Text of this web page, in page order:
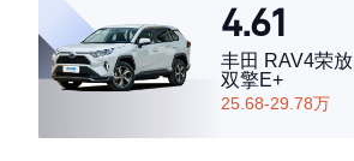
4.61
丰田 RAV4荣放
双擎E+
25.68-29.78万